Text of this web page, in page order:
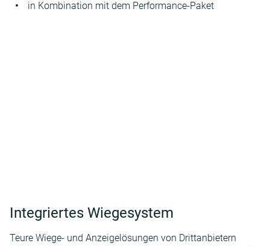
in Kombination mit dem Performance-Paket
Integriertes Wiegesystem
Teure Wiege- und Anzeigelösungen von Drittanbietern